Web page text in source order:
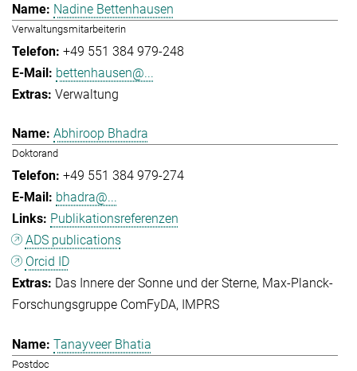
Nadine Bettenhausen
Verwaltungsmitarbeiterin
+49 551 384 979-248
bettenhausen@...
Verwaltung
Abhiroop Bhadra
Doktorand
+49 551 384 979-274
bhadra@...
Publikationsreferenzen
ADS publications
Orcid ID
Das Innere der Sonne und der Sterne Max-Planck-
Forschungsgruppe ComFyDA
IMPRS
Tanayveer Bhatia
Postdoc